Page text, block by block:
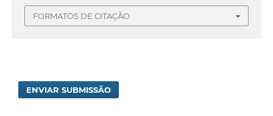
FORMATOS DE CITAÇÃO
ENVIAR SUBMISSÃO